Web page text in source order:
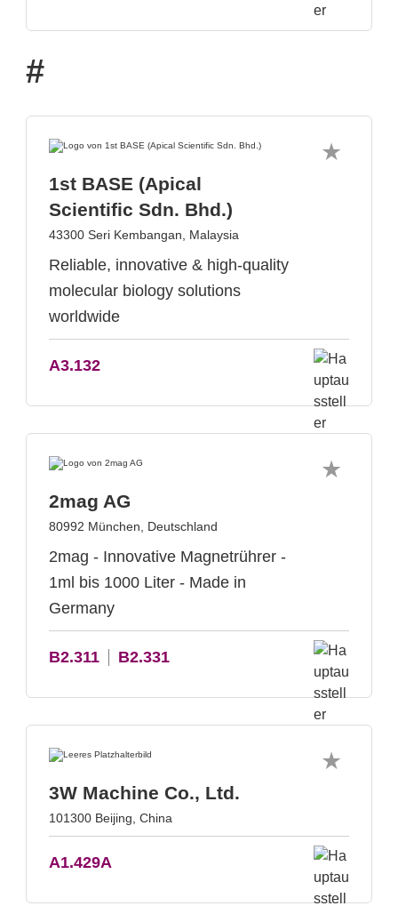
#
1st BASE (Apical
Scientific Sdn. Bhd.)
43300 Seri Kembangan, Malaysia
Reliable, innovative & high-quality
molecular biology solutions
worldwide
A3.132
2mag AG
80992 München, Deutschland
2mag - Innovative Magnetrührer -
1ml bis 1000 Liter - Made in
Germany
B2.311 B2.331
3W Machine Co., Ltd.
101300 Beijing, China
A1.429A